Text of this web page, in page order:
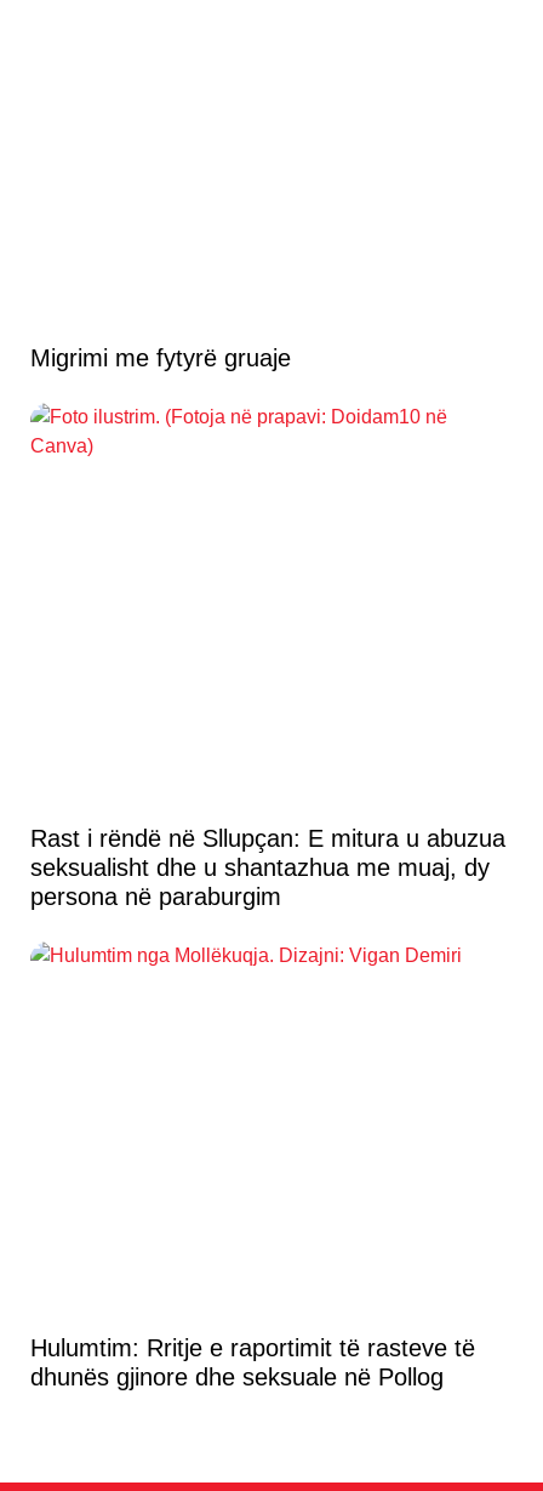
Migrimi me fytyrë gruaje
Rast i rëndë në Sllupçan: E mitura u abuzua
seksualisht dhe u shantazhua me muaj, dy
persona në paraburgim
Hulumtim: Rritje e raportimit të rasteve të
dhunës gjinore dhe seksuale në Pollog